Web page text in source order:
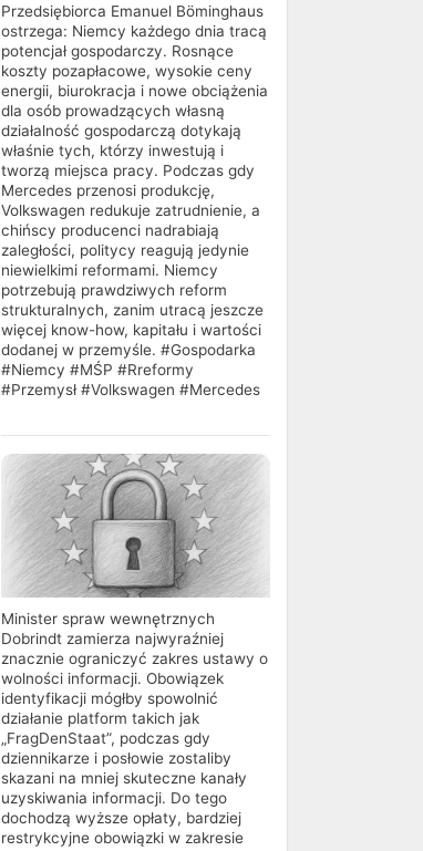
Przedsiębiorca Emanuel Böminghaus
ostrzega: Niemcy każdego dnia tracą
potencjał gospodarczy. Rosnące
koszty pozapłacowe, wysokie ceny
energii, biurokracja i nowe obciążenia
dla osób prowadzących własną
działalność gospodarczą dotykają
właśnie tych, którzy inwestują i
tworzą miejsca pracy. Podczas gdy
Mercedes przenosi produkcję,
Volkswagen redukuje zatrudnienie, a
chińscy producenci nadrabiają
zaległości, politycy reagują jedynie
niewielkimi reformami. Niemcy
potrzebują prawdziwych reform
strukturalnych, zanim utracą jeszcze
więcej know-how, kapitału i wartości
dodanej w przemyśle. #Gospodarka
#Niemcy #MŚP #Rreformy
#Przemysł #Volkswagen #Mercedes
Minister spraw wewnętrznych
Dobrindt zamierza najwyraźniej
znacznie ograniczyć zakres ustawy o
wolności informacji. Obowiązek
identyfikacji mógłby spowolnić
działanie platform takich jak
„FragDenStaat”, podczas gdy
dziennikarze i posłowie zostaliby
skazani na mniej skuteczne kanały
uzyskiwania informacji. Do tego
dochodzą wyższe opłaty, bardziej
restrykcyjne obowiązki w zakresie